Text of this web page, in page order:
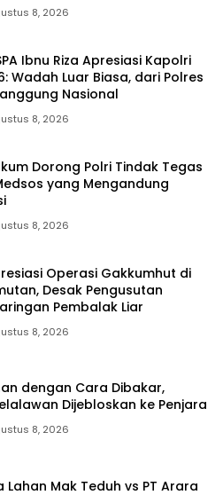
8, 2026
Ibnu Riza Apresiasi Kapolri
Wadah Luar Biasa, dari Polres
Nasional
8, 2026
Dorong Polri Tindak Tegas
yang Mengandung
8, 2026
Operasi Gakkumhut di
Desak Pengusutan
Pembalak Liar
8, 2026
dengan Cara Dibakar,
Dijebloskan ke Penjara
8, 2026
Lahan Mak Teduh vs PT Arara